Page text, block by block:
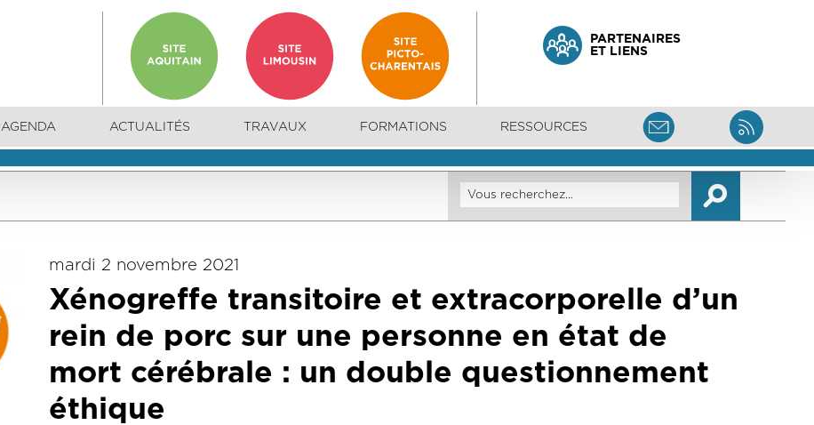
PARTENAIRES
ET LIENS
AGENDA ACTUALITÉS TRAVAUX FORMATIONS RESSOURCES
mardi 2 novembre 2021
Xénogreffe transitoire et extracorporelle d’un
rein de porc sur une personne en état de
mort cérébrale : un double questionnement
éthique